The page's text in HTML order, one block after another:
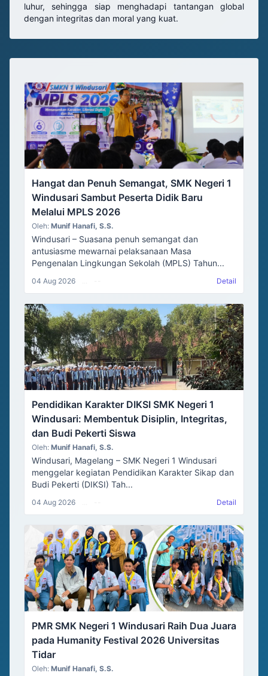
luhur, sehingga siap menghadapi tantangan global
dengan integritas dan moral yang kuat.
Hangat dan Penuh Semangat, SMK Negeri 1
Windusari Sambut Peserta Didik Baru
Melalui MPLS 2026
Oleh: Munif Hanafi, S.S.
Windusari – Suasana penuh semangat dan
antusiasme mewarnai pelaksanaan Masa
Pengenalan Lingkungan Sekolah (MPLS) Tahun...
04 Aug 2026 Detail
Pendidikan Karakter DIKSI SMK Negeri 1
Windusari: Membentuk Disiplin, Integritas,
dan Budi Pekerti Siswa
Oleh: Munif Hanafi, S.S.
Windusari, Magelang – SMK Negeri 1 Windusari
menggelar kegiatan Pendidikan Karakter Sikap dan
Budi Pekerti (DIKSI) Tah...
04 Aug 2026 Detail
PMR SMK Negeri 1 Windusari Raih Dua Juara
pada Humanity Festival 2026 Universitas
Tidar
Oleh: Munif Hanafi, S.S.